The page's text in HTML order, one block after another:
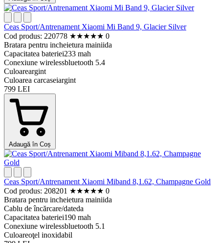
Ceas Sport/Antrenament Xiaomi Mi Band 9, Glacier Silver
Cod produs: 220778 ★★★★★ 0
Bratara pentru incheietura mainiida
Capacitatea bateriei233 mah
Conexiune wirelessbluetooth 5.4
Culoareargint
Culoarea carcaseiargint
799 LEI
Adaugă în Coș
Ceas Sport/Antrenament Xiaomi Miband 8,1.62, Champagne Gold
Cod produs: 208201 ★★★★★ 0
Bratara pentru incheietura mainiida
Cablu de încărcare/dateda
Capacitatea bateriei190 mah
Conexiune wirelessbluetooth 5.1
Culoareoţel inoxidabil